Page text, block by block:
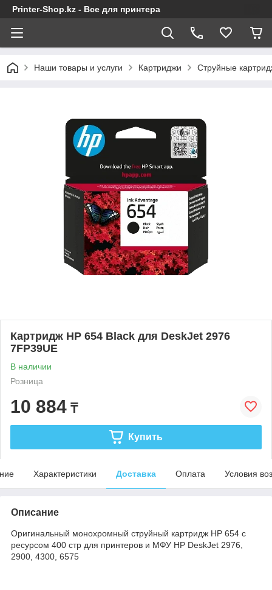
Printer-Shop.kz - Все для принтера
Наши товары и услуги Картриджи Струйные
Картридж HP 654 Black для DeskJet 2976
7FP39UE
В наличии
Розница
10 884 ₸
Купить
Характеристики Доставка Оплата Условия
Описание
Оригинальный монохромный струйный картридж HP 654 с
ресурсом 400 стр для принтеров и МФУ HP DeskJet 2976,
2900, 4300, 6575